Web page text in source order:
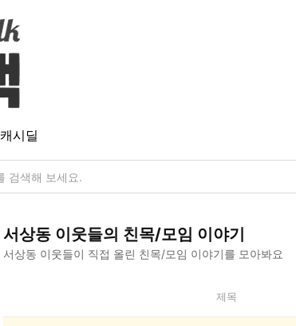
캐시딜
서상동 이웃들의 친목/모임 이야기
서상동 이웃들이 직접 올린 친목/모임 이야기를 모아봐요
동
제목